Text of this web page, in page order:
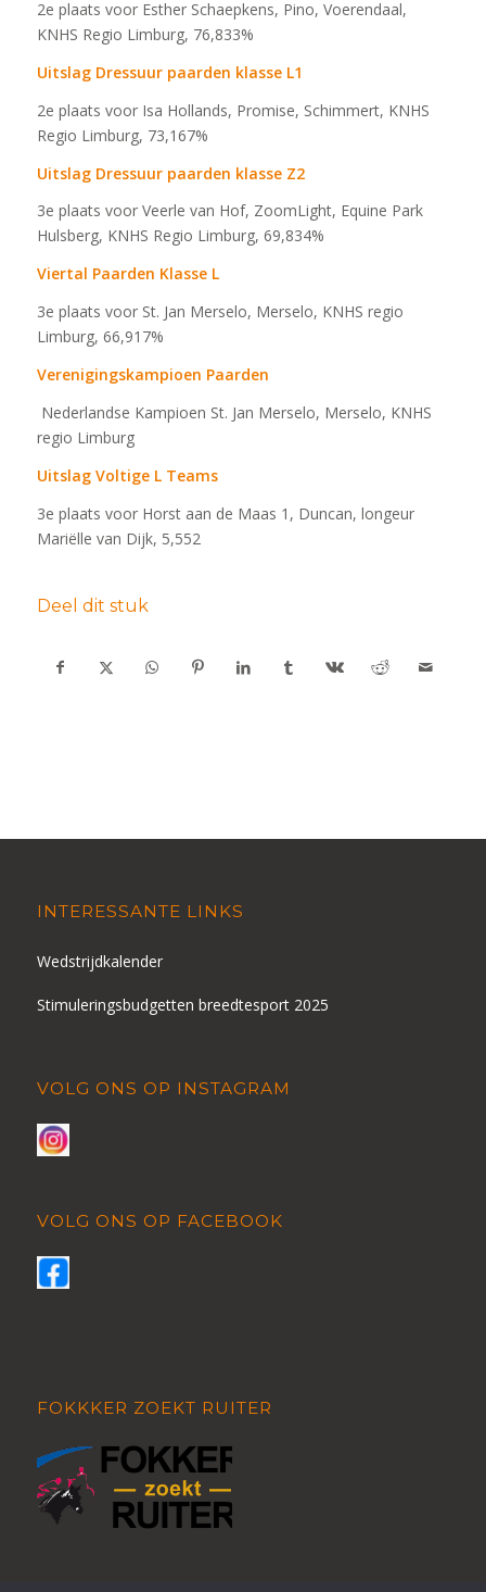
2e plaats voor Esther Schaepkens, Pino, Voerendaal,
KNHS Regio Limburg, 76,833%
Uitslag Dressuur paarden klasse L1
2e plaats voor Isa Hollands, Promise, Schimmert, KNHS
Regio Limburg, 73,167%
Uitslag Dressuur paarden klasse Z2
3e plaats voor Veerle van Hof, ZoomLight, Equine Park
Hulsberg, KNHS Regio Limburg, 69,834%
Viertal Paarden Klasse L
3e plaats voor St. Jan Merselo, Merselo, KNHS regio
Limburg, 66,917%
Verenigingskampioen Paarden
Nederlandse Kampioen St. Jan Merselo, Merselo, KNHS
regio Limburg
Uitslag Voltige L Teams
3e plaats voor Horst aan de Maas 1, Duncan, longeur
Mariëlle van Dijk, 5,552
Deel dit stuk
INTERESSANTE LINKS
Wedstrijdkalender
Stimuleringsbudgetten breedtesport 2025
VOLG ONS OP INSTAGRAM
VOLG ONS OP FACEBOOK
FOKKKER ZOEKT RUITER